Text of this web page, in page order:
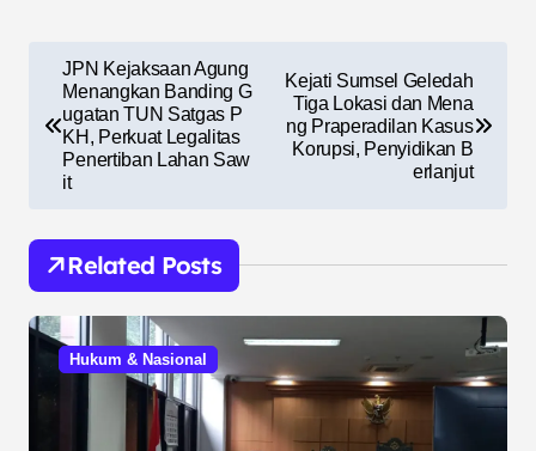
a
s
i
p
JPN Kejaksaan Agung
Menangkan Banding G
ugatan TUN Satgas P
KH, Perkuat Legalitas
Penertiban Lahan Saw
it
Kejati Sumsel Geledah
Tiga Lokasi dan Mena
ng Praperadilan Kasus
Korupsi, Penyidikan B
erlanjut
Related Posts
Hukum & Nasional